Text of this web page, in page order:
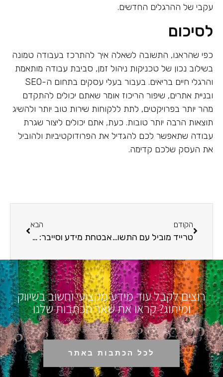
עקבי של ההרגלים החדשים.
לסיכום
כפי שהראנו, התשובה לשאלה איך להתרכז בעבודה טמונה
בשילוב נכון של טכניקות ניהול זמן, סביבת עבודה מותאמת
והרגלי חיים בריאים. בעבור בעלי עסקים בתחום ה-SEO
ובניית אתרים, שיפור הריכוז אומר שאתם יכולים להתקדם
מהר יותר בפרויקטים, לתת ללקוחות שירות טוב יותר ולהשיג
תוצאות הרבה יותר טובות. כעת, אתם יכולים ליצור שגרת
עבודה שתאפשר לכם להגדיל את הפרודוקטיביות ולהוביל
את העסק שלכם קדימה.
הקודם
טרייד מוביל עם התשובות: כמה עולה להשכיר רכב ליום בישראל?
הבא
אבטחת מידע וסייבר: כל מה שבעלי אתרים ואנשי שיווק חייבים לדעת
רוצים לקבל עוד מידע מקצועי וחשוב בשיווק
ומיתוג? קראו את שאר הכתבות שלנו
לכל הכתבות באתר